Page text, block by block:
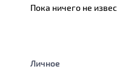
Пока ничего не
Личное